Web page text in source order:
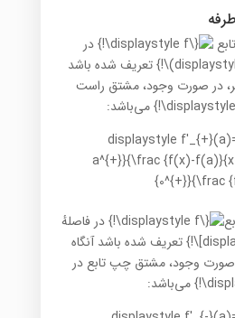
در
تعریف شده باشد
در صورت وجود، مشتق راست
می‌باشد:
در فاصلهٔ
تعریف شده باشد آنگاه
وجود، مشتق چپ تابع در
می‌باشد: